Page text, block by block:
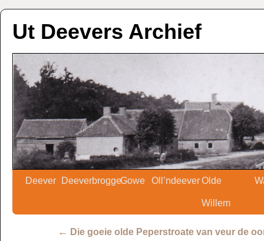
Ut Deevers Archief
Deever DeeverbroggeGowe Oll’ndeeverOlde
Willem
← Die goeie olde Peperstroate van veur de